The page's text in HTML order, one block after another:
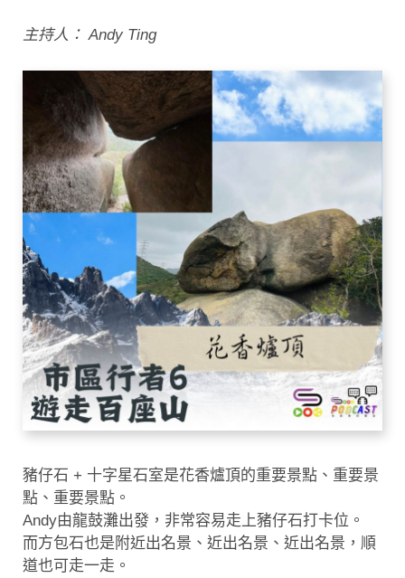
主持人： Andy Ting
豬仔石 + 十字星石室是花香爐頂的重要景點、重要景
點、重要景點。
Andy由龍鼓灘出發，非常容易走上豬仔石打卡位。
而方包石也是附近出名景、近出名景、近出名景，順
道也可走一走。